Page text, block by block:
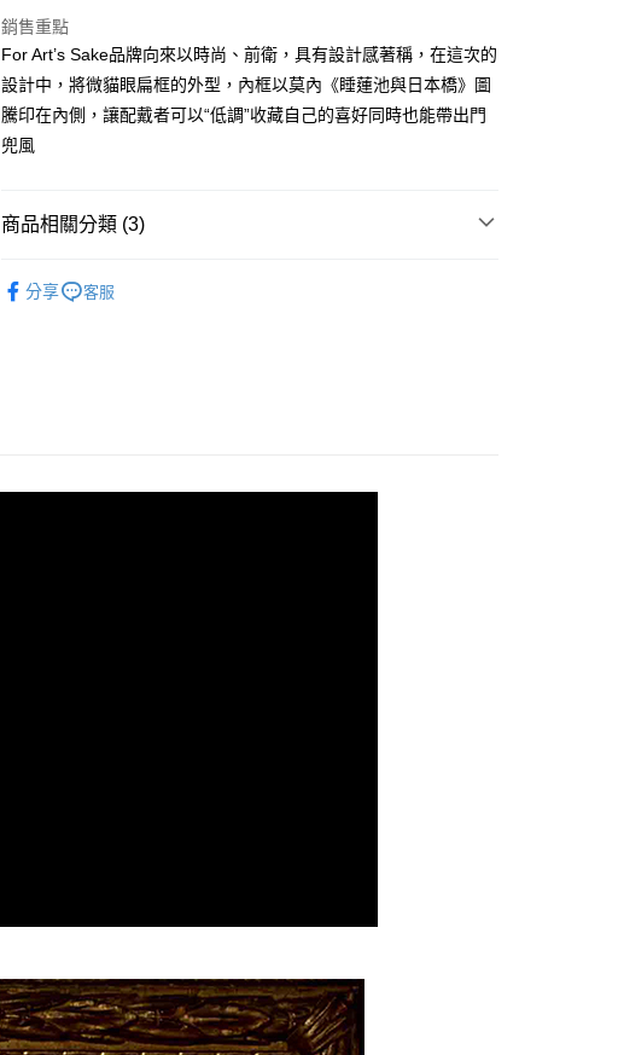
台灣樂天信用卡公司
宅配
每筆NT$60，滿NT$3,000(含以上)免運費
結帳金額滿三千免運
每筆NT$60，滿NT$3,000(含以上)免運費
銷售重點
For Art’s Sake品牌向來以時尚、前衛，具有設計感著稱，在這次的
設計中，將微貓眼扁框的外型，內框以莫內《睡蓮池與日本橋》圖
騰印在內側，讓配戴者可以“低調”收藏自己的喜好同時也能帶出門
兜風
商品相關分類 (3)
分享 客服